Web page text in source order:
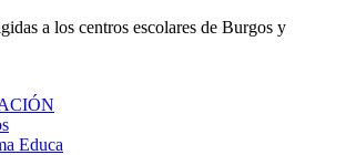
a los centros escolares de Burgos y
Educa